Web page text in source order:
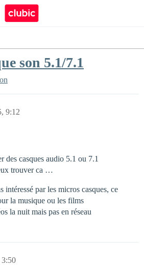
son 5.1/7.1
9:12
des casques audio 5.1 ou 7.1
trouver ca …
intéressé par les micros casques, ce
la musique ou les films
la nuit mais pas en réseau